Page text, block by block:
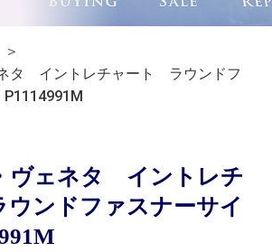
＞
タ イントレチャート ラウンドフ
ヴェネタ イントレチ
ンドファスナーサイ